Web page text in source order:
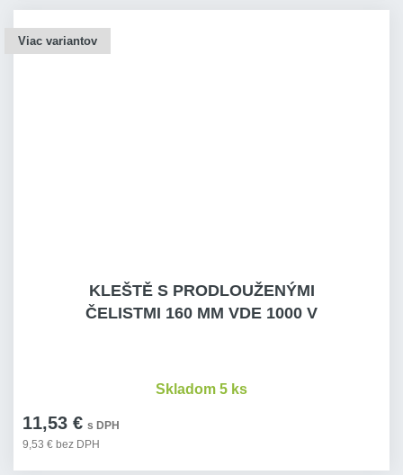
Viac variantov
KLEŠTĚ S PRODLOUŽENÝMI
ČELISTMI 160 MM VDE 1000 V
11,53 € s DPH
9,53 € bez DPH
Skladom 5 ks